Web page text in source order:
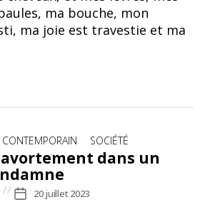
ma bouche, mon
ma joie est travestie et ma
SOCIÉTÉ
dans un
Date20 juillet 2023